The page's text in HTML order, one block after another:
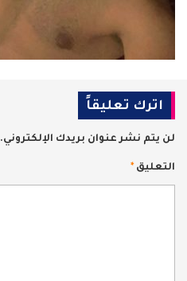
اترك تعليقاً
لن يتم نشر عنوان بريدك الإلكتروني.
التعليق *